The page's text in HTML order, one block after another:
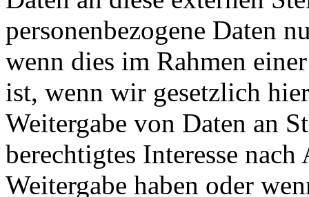
personenbezogene Daten
wenn dies im Rahmen
ist, wenn wir gesetzlich
Weitergabe von Daten an
berechtigtes Interesse
Weitergabe haben oder